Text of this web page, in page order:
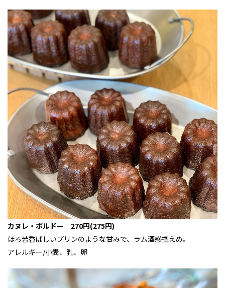
カヌレ・ボルドー 270円(275円)
ほろ苦香ばしいプリンのような甘みで、ラム酒感控えめ。
アレルギー/小麦、乳、卵